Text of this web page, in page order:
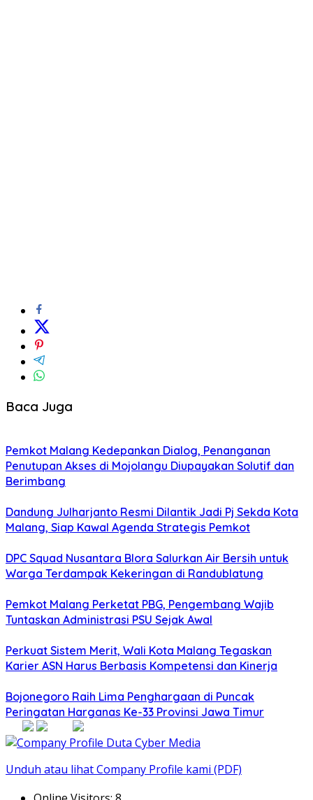
Baca Juga
Pemkot Malang Kedepankan Dialog, Penanganan
Penutupan Akses di Mojolangu Diupayakan Solutif dan
Berimbang
Dandung Julharjanto Resmi Dilantik Jadi Pj Sekda Kota
Malang, Siap Kawal Agenda Strategis Pemkot
DPC Squad Nusantara Blora Salurkan Air Bersih untuk
Warga Terdampak Kekeringan di Randublatung
Pemkot Malang Perketat PBG, Pengembang Wajib
Tuntaskan Administrasi PSU Sejak Awal
Perkuat Sistem Merit, Wali Kota Malang Tegaskan
Karier ASN Harus Berbasis Kompetensi dan Kinerja
Bojonegoro Raih Lima Penghargaan di Puncak
Peringatan Harganas Ke-33 Provinsi Jawa Timur
Unduh atau lihat Company Profile kami (PDF)